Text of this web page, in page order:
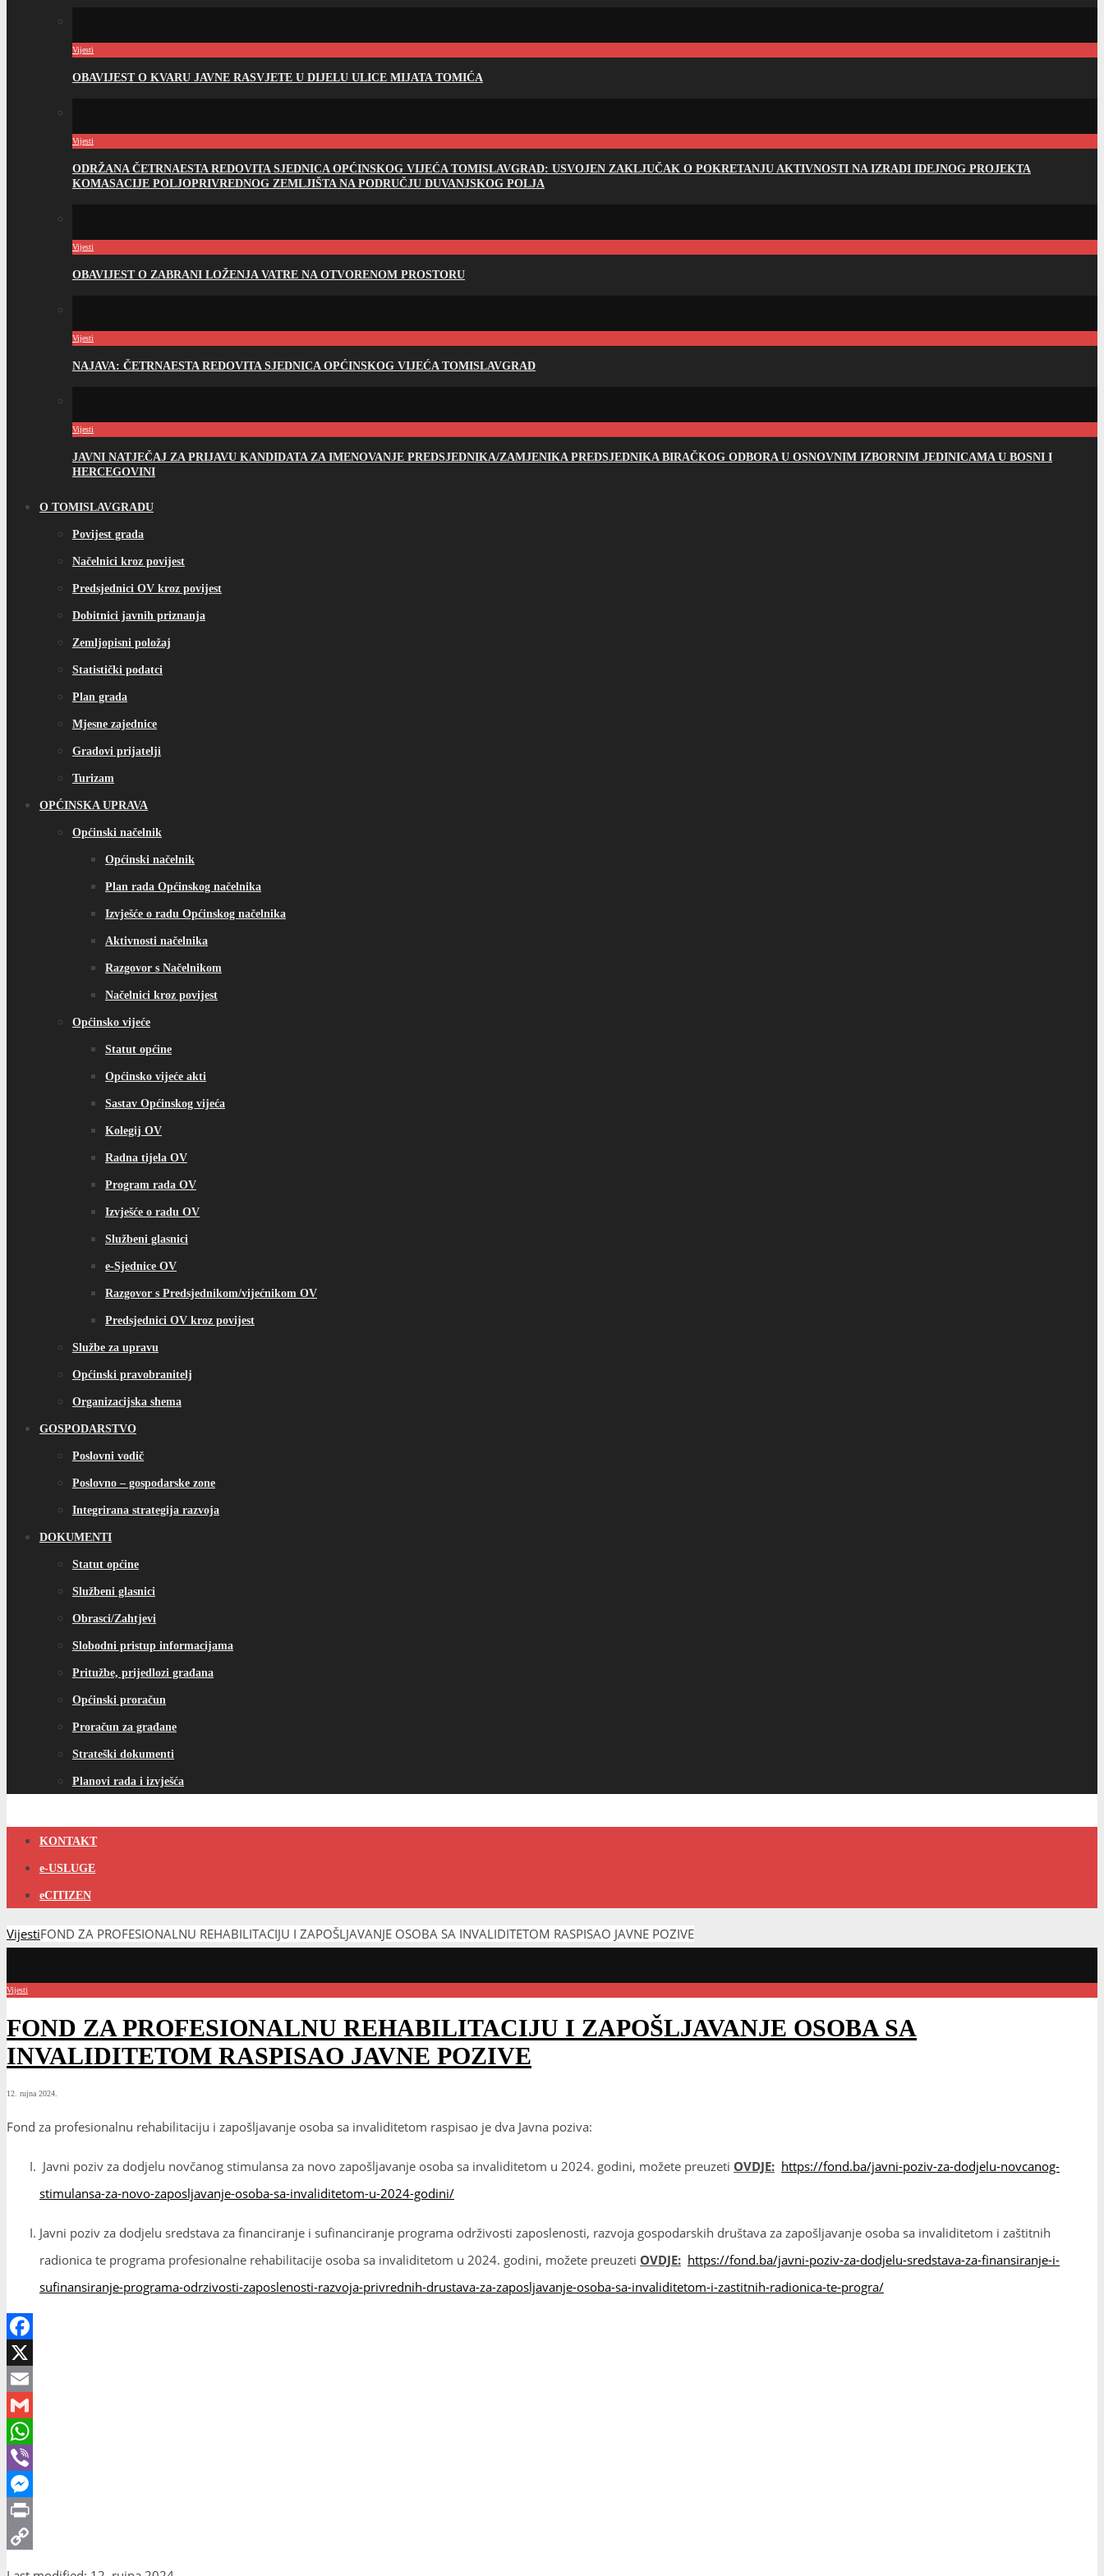
Vijesti
OBAVIJEST O KVARU JAVNE RASVJETE U DIJELU ULICE MIJATA TOMIĆA
Vijesti
ODRŽANA ČETRNAESTA REDOVITA SJEDNICA OPĆINSKOG VIJEĆA TOMISLAVGRAD: USVOJEN ZAKLJUČAK O POKRETANJU AKTIVNOSTI NA IZRADI IDEJNOG PROJEKTA
KOMASACIJE POLJOPRIVREDNOG ZEMLJIŠTA NA PODRUČJU DUVANJSKOG POLJA
Vijesti
OBAVIJEST O ZABRANI LOŽENJA VATRE NA OTVORENOM PROSTORU
Vijesti
NAJAVA: ČETRNAESTA REDOVITA SJEDNICA OPĆINSKOG VIJEĆA TOMISLAVGRAD
Vijesti
JAVNI NATJEČAJ ZA PRIJAVU KANDIDATA ZA IMENOVANJE PREDSJEDNIKA/ZAMJENIKA PREDSJEDNIKA BIRAČKOG ODBORA U OSNOVNIM IZBORNIM JEDINICAMA U BOSNI I
HERCEGOVINI
O TOMISLAVGRADU
Povijest grada
Načelnici kroz povijest
Predsjednici OV kroz povijest
Dobitnici javnih priznanja
Zemljopisni položaj
Statistički podatci
Plan grada
Mjesne zajednice
Gradovi prijatelji
Turizam
OPĆINSKA UPRAVA
Općinski načelnik
Općinski načelnik
Plan rada Općinskog načelnika
Izvješće o radu Općinskog načelnika
Aktivnosti načelnika
Razgovor s Načelnikom
Načelnici kroz povijest
Općinsko vijeće
Statut općine
Općinsko vijeće akti
Sastav Općinskog vijeća
Kolegij OV
Radna tijela OV
Program rada OV
Izvješće o radu OV
Službeni glasnici
e-Sjednice OV
Razgovor s Predsjednikom/vijećnikom OV
Predsjednici OV kroz povijest
Službe za upravu
Općinski pravobranitelj
Organizacijska shema
GOSPODARSTVO
Poslovni vodič
Poslovno – gospodarske zone
Integrirana strategija razvoja
DOKUMENTI
Statut općine
Službeni glasnici
Obrasci/Zahtjevi
Slobodni pristup informacijama
Pritužbe, prijedlozi građana
Općinski proračun
Proračun za građane
Strateški dokumenti
Planovi rada i izvješća
KONTAKT
e-USLUGE
eCITIZEN
VijestiFOND ZA PROFESIONALNU REHABILITACIJU I ZAPOŠLJAVANJE OSOBA SA INVALIDITETOM RASPISAO JAVNE POZIVE
Vijesti
FOND ZA PROFESIONALNU REHABILITACIJU I ZAPOŠLJAVANJE OSOBA SA
INVALIDITETOM RASPISAO JAVNE POZIVE
12. rujna 2024.
Fond za profesionalnu rehabilitaciju i zapošljavanje osoba sa invaliditetom raspisao je dva Javna poziva:
Javni poziv za dodjelu novčanog stimulansa za novo zapošljavanje osoba sa invaliditetom u 2024. godini, možete preuzeti OVDJE: https://fond.ba/javni-poziv-za-dodjelu-novcanog-
stimulansa-za-novo-zaposljavanje-osoba-sa-invaliditetom-u-2024-godini/
Javni poziv za dodjelu sredstava za financiranje i sufinanciranje programa održivosti zaposlenosti, razvoja gospodarskih društava za zapošljavanje osoba sa invaliditetom i zaštitnih
radionica te programa profesionalne rehabilitacije osoba sa invaliditetom u 2024. godini, možete preuzeti OVDJE: https://fond.ba/javni-poziv-za-dodjelu-sredstava-za-finansiranje-i-
sufinansiranje-programa-odrzivosti-zaposlenosti-razvoja-privrednih-drustava-za-zaposljavanje-osoba-sa-invaliditetom-i-zastitnih-radionica-te-progra/
Facebook
X
Email
Gmail
WhatsApp
Viber
Messenger
Print